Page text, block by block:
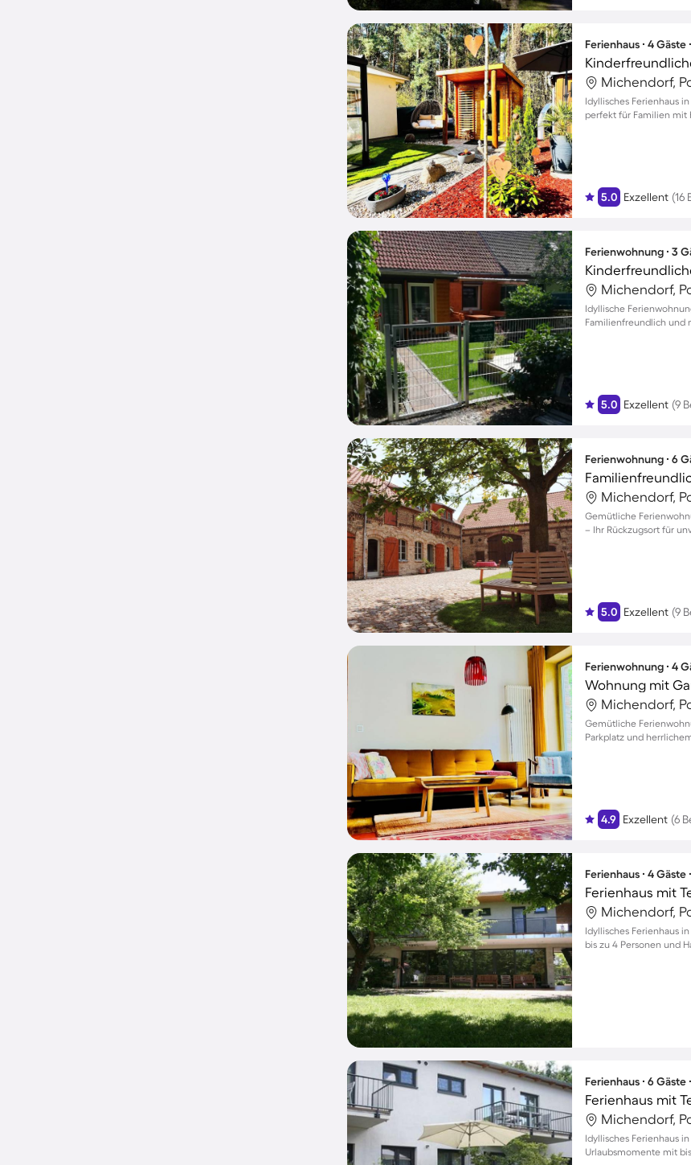
Ferienhaus ∙ 4
Michendorf,
Idyllisches Ferienhaus
perfekt für Familien mit
5.0 Exzellent (16
Ferienwohnung ∙ 3
Michendorf,
Idyllische
Familienfreundlich und
5.0 Exzellent (9
Ferienwohnung ∙ 6
Michendorf,
Gemütliche
– Ihr Rückzugsort für
5.0 Exzellent (9
Ferienwohnung ∙ 4
Wohnung mit
Michendorf,
Gemütliche
Parkplatz und
4.9 Exzellent (6
Ferienhaus ∙ 4 Gäste
Ferienhaus mit
Michendorf,
Idyllisches Ferienhaus
bis zu 4 Personen und
Ferienhaus ∙ 6 Gäste
Ferienhaus mit
Michendorf,
Idyllisches Ferienhaus
Urlaubsmomente mit